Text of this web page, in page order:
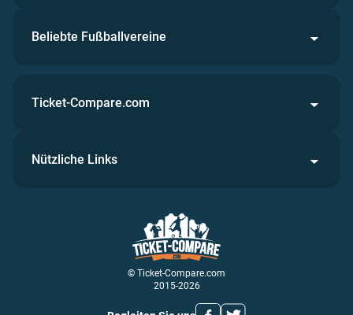
Beliebte Fußballvereine
© Ticket-Compare.com
2015-2026
Ticket-Compare.com
Nützliche Links